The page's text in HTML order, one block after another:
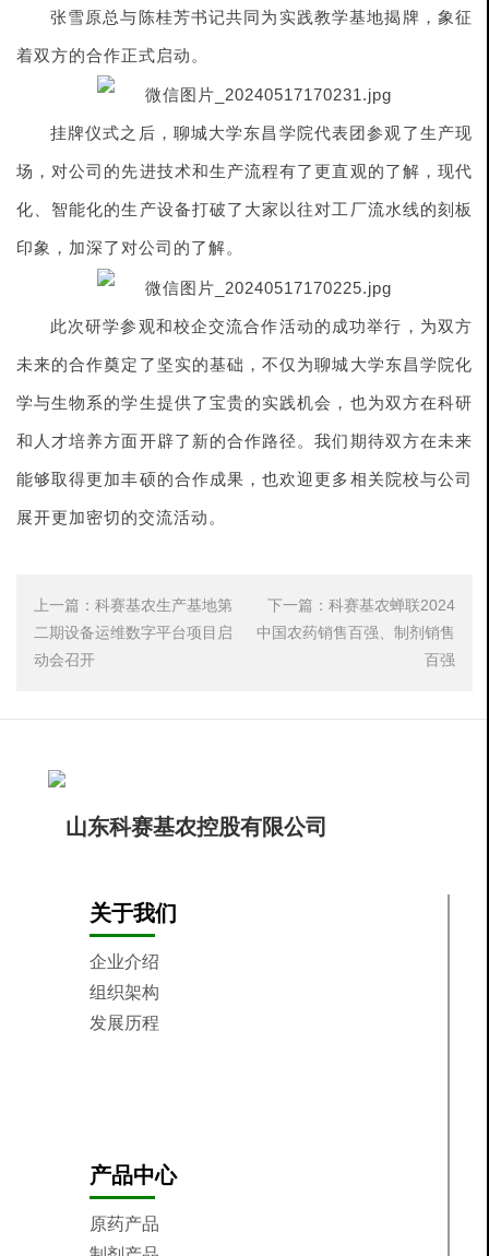
张雪原总与陈桂芳书记共同为实践教学基地揭牌，象征
着双方的合作正式启动。
挂牌仪式之后，聊城大学东昌学院代表团参观了生产现
场，对公司的先进技术和生产流程有了更直观的了解，现代
化、智能化的生产设备打破了大家以往对工厂流水线的刻板
印象，加深了对公司的了解。
此次研学参观和校企交流合作活动的成功举行，为双方
未来的合作奠定了坚实的基础，不仅为聊城大学东昌学院化
学与生物系的学生提供了宝贵的实践机会，也为双方在科研
和人才培养方面开辟了新的合作路径。我们期待双方在未来
能够取得更加丰硕的合作成果，也欢迎更多相关院校与公司
展开更加密切的交流活动。
上一篇： 科赛基农生产基地第
二期设备运维数字平台项目启
动会召开
下一篇： 科赛基农蝉联2024
中国农药销售百强、制剂销售
百强
关于我们
企业介绍
组织架构
发展历程
产品中心
原药产品